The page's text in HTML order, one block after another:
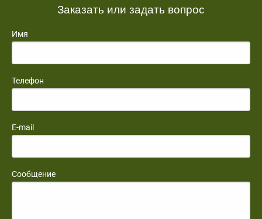
Заказать или задать вопрос
Имя
Телефон
E-mail
Сообщение